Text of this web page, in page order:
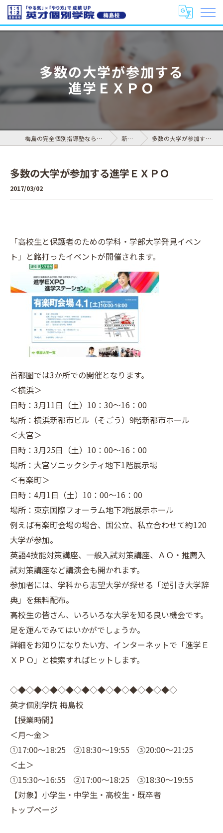
多数の大学が参加する
進学ＥＸＰＯ
梅島の完全個別指導塾なら英才個別学院 梅島校 新着情報 多数の大学が参加する進学ＥＸＰＯ
多数の大学が参加する進学ＥＸＰＯ
2017/03/02
「高校生と保護者のための学科・学部大学発見イベン
ト」と銘打ったイベントが開催されます。
首都圏では3か所での開催となります。
＜横浜＞
日時：3月11日（土）10：30～16：00
場所：横浜新都市ビル（そごう）9階新都市ホール
＜大宮＞
日時：3月25日（土）10：00～16：00
場所：大宮ソニックシティ地下1階展示場
＜有楽町＞
日時：4月1日（土）10：00～16：00
場所：東京国際フォーラム地下2階展示ホール
例えば有楽町会場の場合、国公立、私立合わせて約120
大学が参加。
英語4技能対策講座、一般入試対策講座、ＡＯ・推薦入
試対策講座など講演会も開かれます。
参加者には、学科から志望大学が探せる「逆引き大学辞
典」を無料配布。
高校生の皆さん、いろいろな大学を知る良い機会です。
足を運んでみてはいかがでしょうか。
詳細をお知りになりたい方、インターネットで「進学Ｅ
ＸＰＯ」と検索すればヒットします。
◇◆◇◆◇◆◇◆◇◆◇◆◇◆◇◆◇◆◇◆◇
英才個別学院 梅島校
【授業時間】
＜月～金＞
①17:00～18:25 ②18:30～19:55 ③20:00～21:25
＜土＞
①15:30～16:55 ②17:00～18:25 ③18:30～19:55
【対象】小学生・中学生・高校生・既卒者
トップページ